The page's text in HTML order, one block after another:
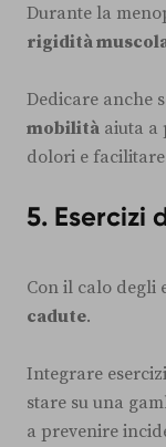
Durante la
rigidità
Dedicare anche
mobilità aiuta a
dolori e
5. Esercizi
Con il calo degli
cadute.
Integrare
stare su una
a prevenire